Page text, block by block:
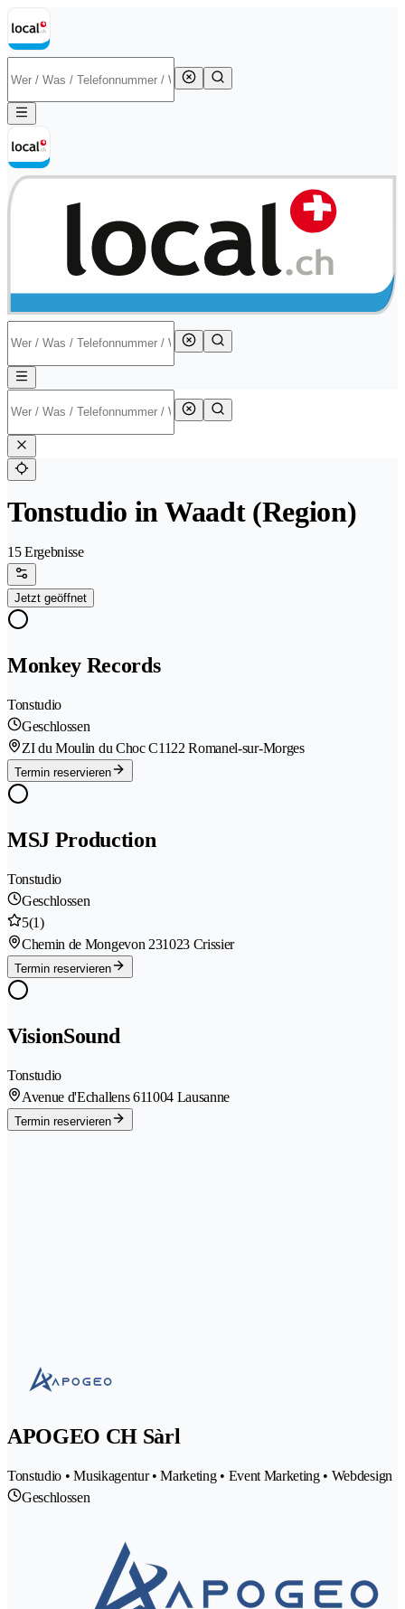
Tonstudio in Waadt (Region)
15 Ergebnisse
Jetzt geöffnet
Monkey Records
Tonstudio
Geschlossen
ZI du Moulin du Choc C1122 Romanel-sur-Morges
Termin reservieren
MSJ Production
Tonstudio
Geschlossen
5(1)
Chemin de Mongevon 231023 Crissier
Termin reservieren
VisionSound
Tonstudio
Avenue d'Echallens 611004 Lausanne
Termin reservieren
APOGEO CH Sàrl
Tonstudio • Musikagentur • Marketing • Event Marketing • Webdesign
Geschlossen